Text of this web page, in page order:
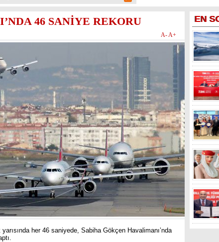
46 SANİYE REKORU
A-A+
her 46 saniyede, Sabiha Gökçen Havalimanı’nda
EN